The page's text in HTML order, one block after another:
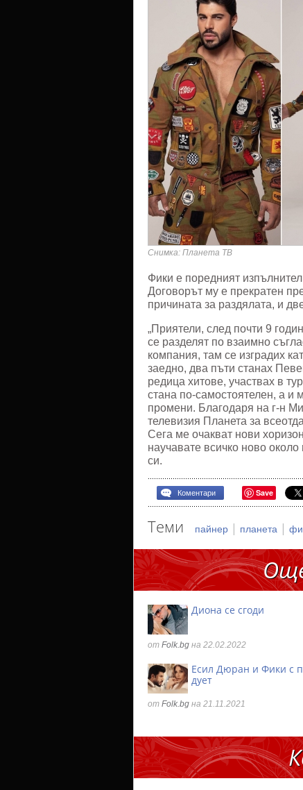
Снимка: Планета ТВ
Фики е поредният
Договорът му е прекратен
причината за раздялата, и
„Приятели, след почти 9
се разделят по взаимно
компания, там се изградих
заедно, два пъти станах
редица хитове, участвах в
стана по-самостоятелен, а и
промени. Благодаря на г-н
телевизия Планета за
Сега ме очакват нови
научавате всичко ново
си.
Коментари Save
Теми пайнер | планета |
Диона се сгоди
от Folk.bg на 22.02.2022
Есил Дюран и Фики с
дует
от Folk.bg на 21.11.2021